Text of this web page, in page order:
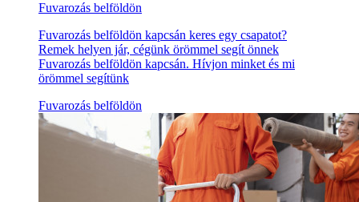
Fuvarozás belföldön
Fuvarozás belföldön kapcsán keres egy csapatot?
Remek helyen jár, cégünk örömmel segít önnek
Fuvarozás belföldön kapcsán. Hívjon minket és mi
örömmel segítünk
Fuvarozás belföldön